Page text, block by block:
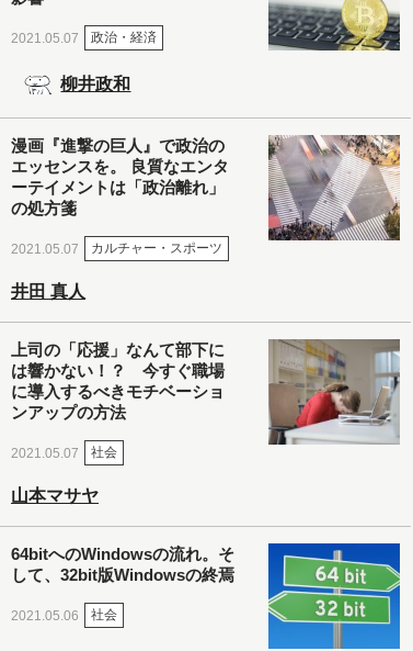
2021.05.07 政治・経済
柳井政和
漫画『進撃の巨人』で政治の
エッセンスを。 良質なエンタ
ーテイメントは「政治離れ」
の処方箋
2021.05.07 カルチャー・スポーツ
井田 真人
上司の「応援」なんて部下に
は響かない！？ 今すぐ職場
に導入するべきモチベーショ
ンアップの方法
2021.05.07 社会
山本マサヤ
64bitへのWindowsの流れ。そ
して、32bit版Windowsの終焉
2021.05.06 社会